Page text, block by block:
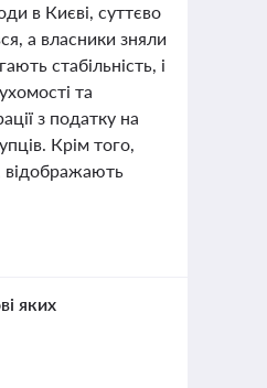
в Києві, суттєво
а власники зняли
стабільність, і
та
з податку на
Крім того,
відображають
яких